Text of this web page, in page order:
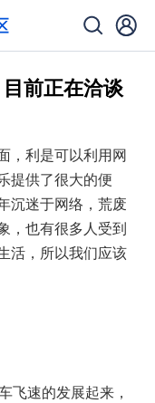
前正在洽谈
，利是可以利用网
提供了很大的便
沉迷于网络，荒废
，也有很多人受到
活，所以我们应该
飞速的发展起来，